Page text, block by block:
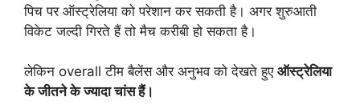
पिच पर ऑस्ट्रेलिया को परेशान कर सकती है। अगर शुरुआती
विकेट जल्दी गिरते हैं तो मैच करीबी हो सकता है।
लेकिन overall टीम बैलेंस और अनुभव को देखते हुए ऑस्ट्रेलिया
के जीतने के ज्यादा चांस हैं।